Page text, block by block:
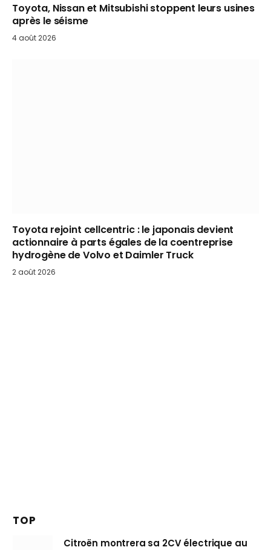
Toyota, Nissan et Mitsubishi stoppent leurs usines
après le séisme
4 août 2026
Toyota rejoint cellcentric : le japonais devient
actionnaire à parts égales de la coentreprise
hydrogène de Volvo et Daimler Truck
2 août 2026
TOP
Citroën montrera sa 2CV électrique au